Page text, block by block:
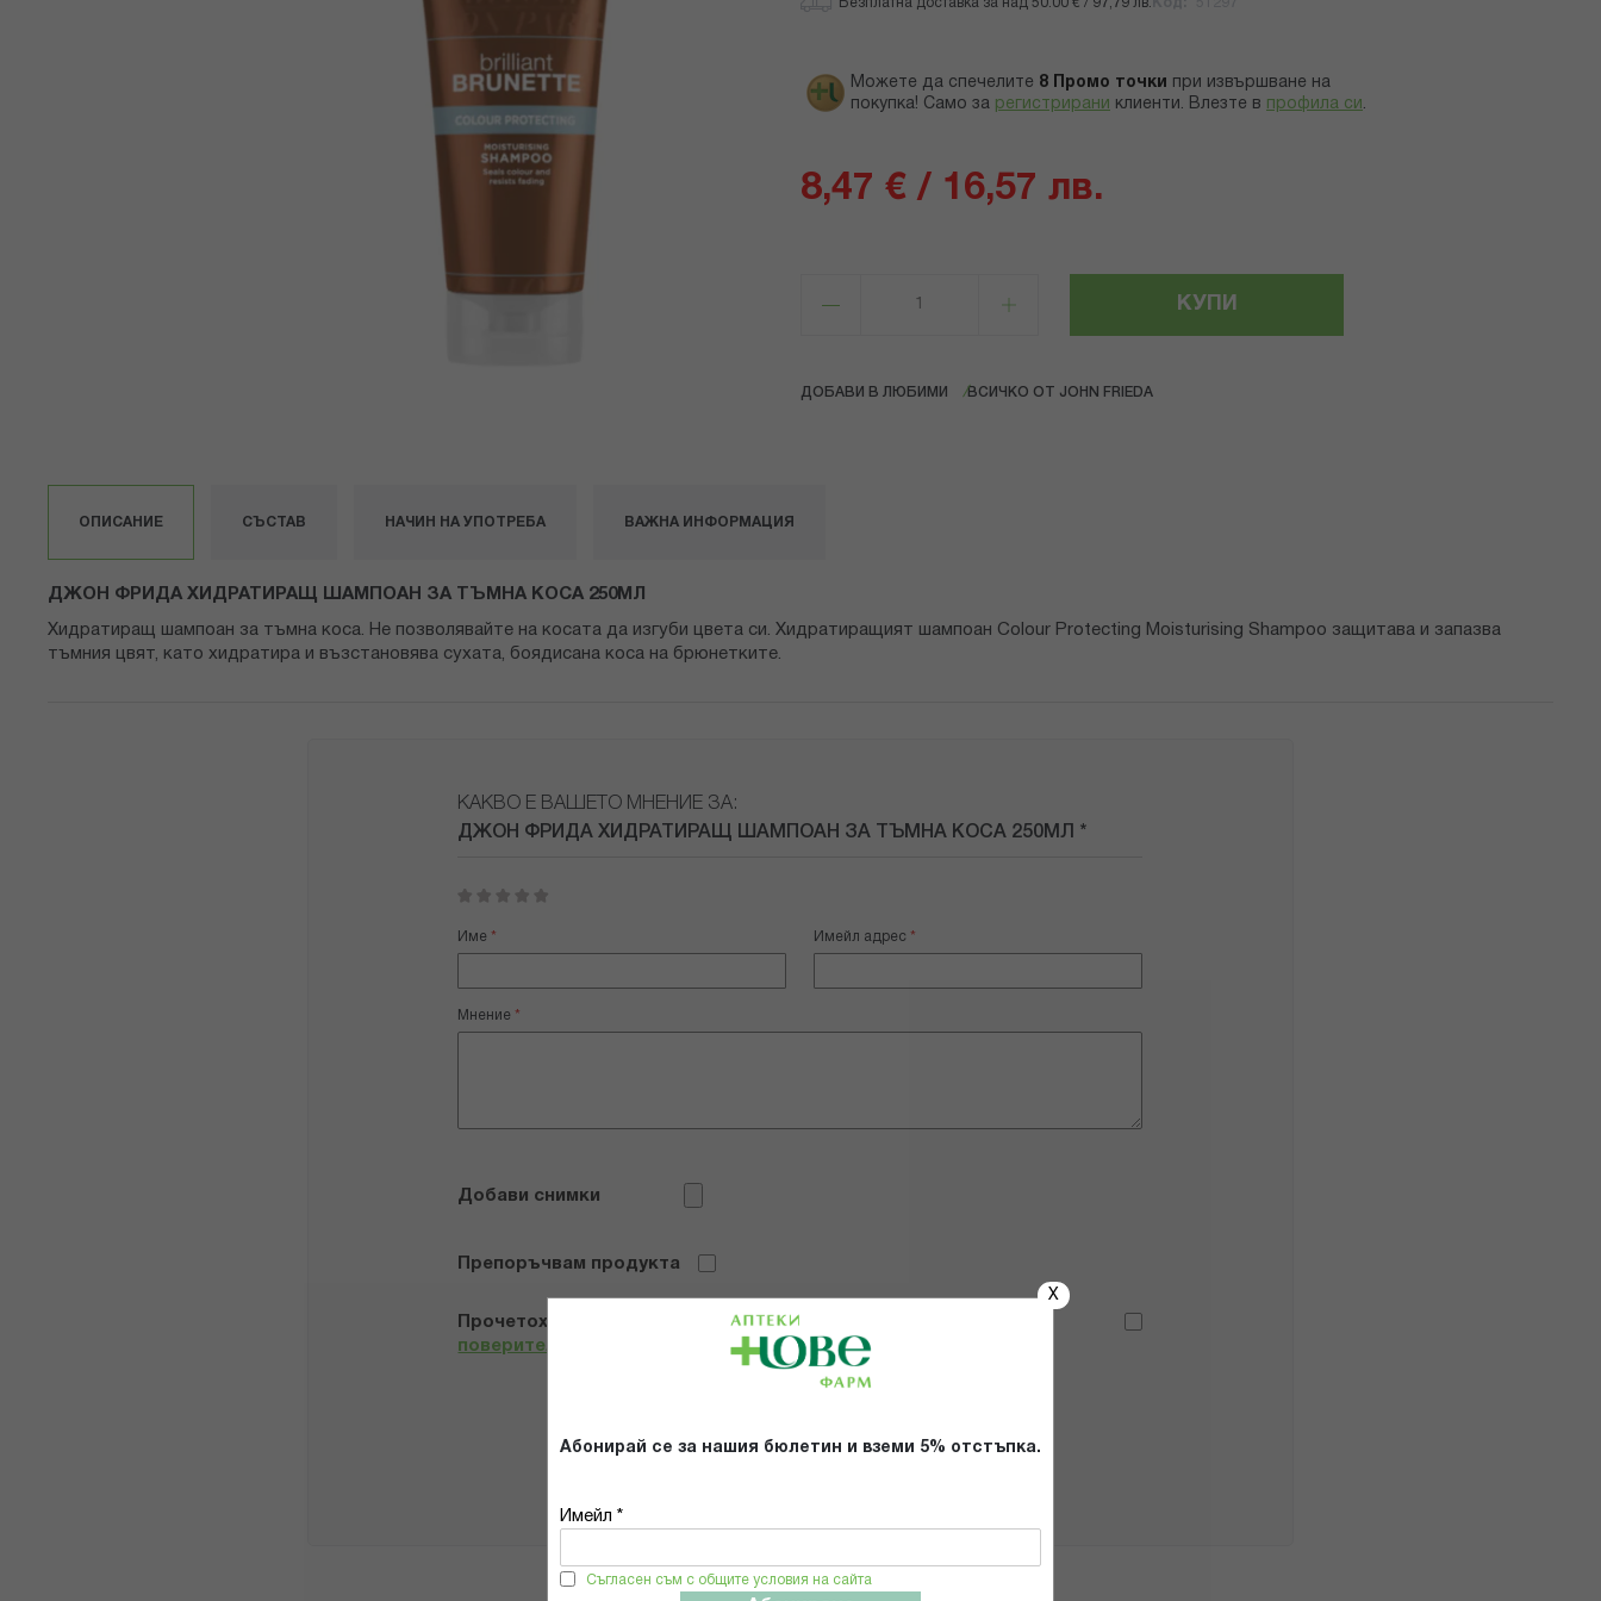
X
Абонирай се за нашия бюлетин и вземи 5% отстъпка.
Имейл *
Съгласен съм с общите условия на сайта
Безплатна доставка за над 50.00 € / 97,79 лв.
Можете да спечелите 8 Промо точки
при извършване на
покупка! Само за регистрирани клиенти. Влезте в профила си .
8,47 € / 16,57 лв.
КУПИ
ДОБАВИ В ЛЮБИМИ ВСИЧКО ОТ JOHN FRIEDA
ОПИСАНИЕ
ДЖОН ФРИДА ХИДРАТИРАЩ ШАМПОАН ЗА ТЪМНА КОСА 250МЛ
Хидратиращ шампоан за тъмна коса. Не позволявайте на косата да изгуби цвета си. Хидратиращият шампоан Colour Protecting Moisturising Shampoo защитава и запазва
тъмния цвят, като хидратира и възстановява сухата, боядисана коса на брюнетките.
СЪСТАВ НАЧИН НА УПОТРЕБА ВАЖНА ИНФОРМАЦИЯ
КАКВО Е ВАШЕТО МНЕНИЕ ЗА:
ДЖОН ФРИДА ХИДРАТИРАЩ ШАМПОАН ЗА ТЪМНА КОСА 250МЛ *
star
stars
stars
stars
stars
Име Имейл адрес
Мнение
Добави снимки
Препоръчвам продукта
Прочетох и се съгласявам с
Общите условия и политиката за
поверителност